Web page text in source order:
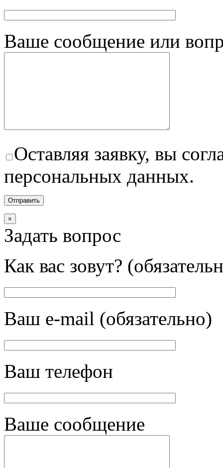
Ваше сообщение или
Оставляя заявку, вы
персональных данных.
×
Задать вопрос
Как вас зовут?
Ваш e-mail (обязательно)
Ваш телефон
Ваше сообщение